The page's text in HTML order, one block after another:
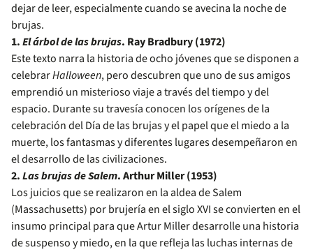
dejar de leer, especialmente cuando se avecina la noche de
brujas.
1.El árbol de las brujas. Ray Bradbury (1972)
Este texto narra la historia de ocho jóvenes que se disponen a
celebrarHalloween, pero descubren que uno de sus amigos
emprendió un misterioso viaje a través del tiempo y del
espacio. Durante su travesía conocen los orígenes de la
celebración del Día de las brujas y el papel que el miedo a la
muerte, los fantasmas y diferentes lugares desempeñaron en
el desarrollo de las civilizaciones.
2.Las brujas de Salem. Arthur Miller (1953)
Los juicios que se realizaron en la aldea de Salem
(Massachusetts) por brujería en el siglo XVI se convierten en el
insumo principal para que Artur Miller desarrolle una historia
de suspenso y miedo, en la que refleja las luchas internas de